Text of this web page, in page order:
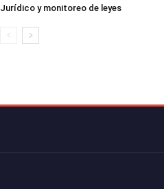
Jurídico y monitoreo de leyes